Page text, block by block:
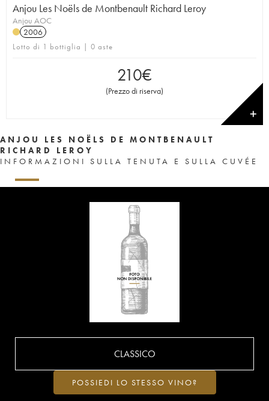
Anjou Les Noëls de Montbenault Richard Leroy
Anjou AOC
2006
Lotto di 1 bottiglia | 0 aste
210€
(Prezzo di riserva)
✕
ANJOU LES NOËLS DE MONTBENAULT
RICHARD LEROY
INFORMAZIONI SULLA TENUTA E SULLA CUVÉE
CLASSICO
POSSIEDI LO STESSO VINO?